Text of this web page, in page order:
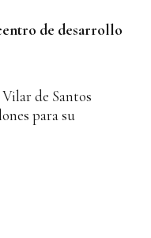
de desarrollo
de Santos
para su